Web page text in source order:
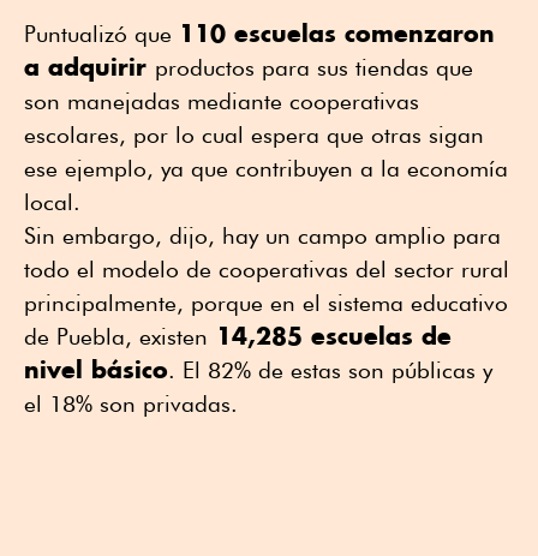
Puntualizó que 110 escuelas comenzaron
a adquirir productos para sus tiendas que
son manejadas mediante cooperativas
escolares, por lo cual espera que otras sigan
ese ejemplo, ya que contribuyen a la economía
local.
Sin embargo, dijo, hay un campo amplio para
todo el modelo de cooperativas del sector rural
principalmente, porque en el sistema educativo
de Puebla, existen 14,285 escuelas de
nivel básico. El 82% de estas son públicas y
el 18% son privadas.